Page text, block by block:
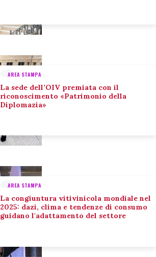
AREA STAMPA
La sede dell’OIV premiata con il
riconoscimento «Patrimonio della
Diplomazia»
AREA STAMPA
La congiuntura vitivinicola mondiale nel
2025: dazi, clima e tendenze di consumo
guidano l'adattamento del settore